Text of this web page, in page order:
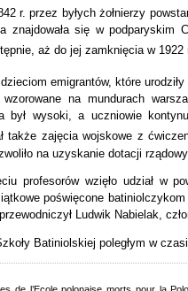
r. przez byłych żołnierzy
się w podparyskim
aż do jej zamknięcia w 1922
emigrantów, które
na mundurach
wysoki, a uczniowie
także zajęcia wojskowe z
na uzyskanie dotacji
profesorów wzięło udział w
poświęcone batiniolczykom
Ludwik Nabielak,
Batiniolskiej poległym w